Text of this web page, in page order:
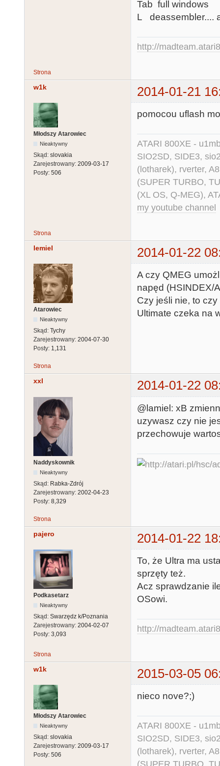
Tab full windows
L deassembler....
http://
Strona
w1k 2014-01-21
Młodszy Atarowiec
Nieaktywny
Skąd: slovakia
Zarejestrowany: 2009-03-17
Posty: 506
pomocou uflash
ATARI 800XE -
SIO2SD, SIDE3,
(lotharek), rverter,
(SUPER TURBO,
(XL OS, Q-MEG),
my youtube channel
Strona
lemiel 2014-01-22
Atarowiec
Nieaktywny
Skąd: Tychy
Zarejestrowany: 2004-07-30
Posty: 1,131
A czy QMEG
napęd (HSINDEX/
Czy jeśli nie, to
Ultimate czeka na
Strona
xxl 2014-01-22
Naddyskownik
Nieaktywny
Skąd: Rabka-Zdrój
Zarejestrowany: 2002-04-23
Posty: 8,329
@lamiel: xB
uzywasz czy nie
przechowuje
Strona
pajero 2014-01-22
Podkasetarz
Nieaktywny
Skąd: Swarzędz k/Poznania
Zarejestrowany: 2004-02-07
Posty: 3,093
To, że Ultra ma
sprzęty też.
Acz sprawdzanie
OSowi.
http://
Strona
w1k 2015-03-05
Młodszy Atarowiec
Nieaktywny
Skąd: slovakia
Zarejestrowany: 2009-03-17
Posty: 506
nieco nove?;)
ATARI 800XE -
SIO2SD, SIDE3,
(lotharek), rverter,